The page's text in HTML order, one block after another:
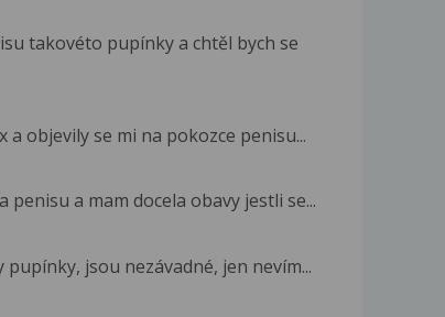
takovéto pupínky a chtěl bych se
objevily se mi na pokozce penisu...
a mam docela obavy jestli se...
jsou nezávadné, jen nevím...